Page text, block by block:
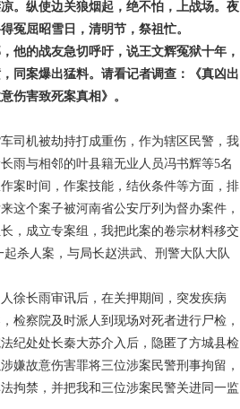
。纵使边关狼烟起，绝不怕，上战场。夜
冤屈昭雪日，清明节，祭祖忙。
他的战友急切呼吁，说王文辉冤狱十年，
同案爆出猛料。请看记者调查：《真凶出
伤害致死案真相》。
司机被劫持打成重伤，作为辖区民警，我
雨与相邻的叶县籍无业人员冯书辉等5名
案时间，作案技能，结伙条件等方面，排
这个案子被河南省公安厅列为督办案件，
，成立专案组，我把此案的卷宗材料移交
杀人案，与局长赵洪武、刑警大队大队
徐长雨审讯后，在关押期间，突发疾病
检察院及时派人到现场对死者进行尸检，
纪处处长秦大苏介入后，隐匿了方城县检
嫌故意伤害罪将三位涉案民警刑事拘留，
拘禁，并把我和三位涉案民警关进同一监